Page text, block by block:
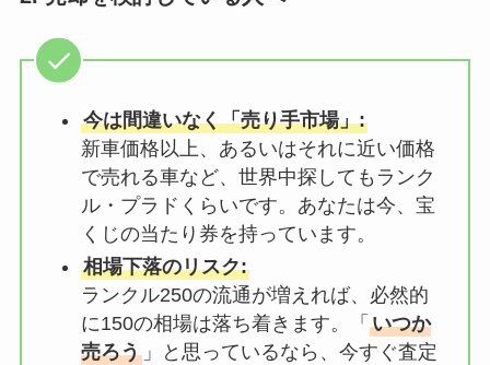
今は間違いなく「売り手市場」:
新車価格以上、あるいはそれに近い価格
で売れる車など、世界中探してもランク
ル・プラドくらいです。あなたは今、宝
くじの当たり券を持っています。
相場下落のリスク:
ランクル250の流通が増えれば、必然的
に150の相場は落ち着きます。「 いつか
売ろう」と思っているなら、今すぐ査定